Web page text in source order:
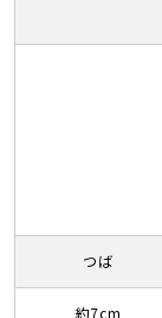
つば
約7cm